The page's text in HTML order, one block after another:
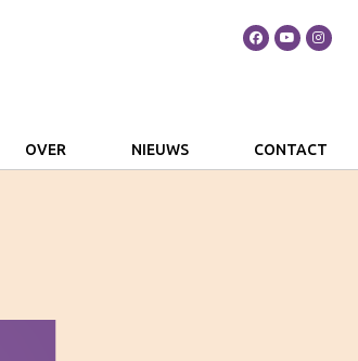
OVER NIEUWS CONTACT